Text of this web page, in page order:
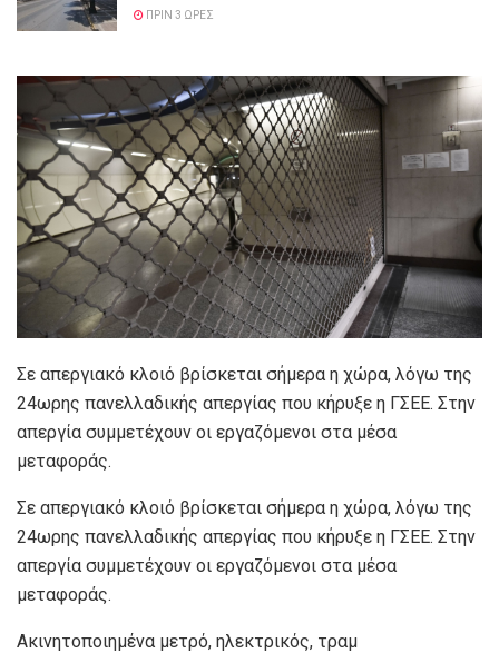
ΠΡΙΝ 3 ΏΡΕΣ
Σε απεργιακό κλοιό βρίσκεται σήμερα η χώρα, λόγω της
24ωρης πανελλαδικής απεργίας που κήρυξε η ΓΣΕΕ. Στην
απεργία συμμετέχουν οι εργαζόμενοι στα μέσα
μεταφοράς.
Σε απεργιακό κλοιό βρίσκεται σήμερα η χώρα, λόγω της
24ωρης πανελλαδικής απεργίας που κήρυξε η ΓΣΕΕ. Στην
απεργία συμμετέχουν οι εργαζόμενοι στα μέσα
μεταφοράς.
Ακινητοποιημένα μετρό, ηλεκτρικός, τραμ